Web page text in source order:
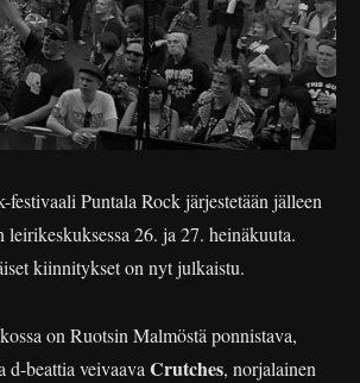
festivaali Puntala Rock järjestetään jälleen
leirikeskuksessa 26. ja 27. heinäkuuta.
kiinnitykset on nyt julkaistu.
on Ruotsin Malmöstä ponnistava,
d-beattia veivaava Crutches, norjalainen